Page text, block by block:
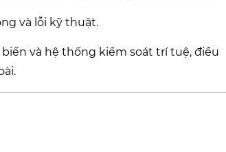
và lỗi kỹ thuật.
và hệ thống kiểm soát trí tuệ, điều